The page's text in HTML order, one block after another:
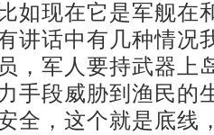
如现在它是军舰在
讲话中有几种情况
，军人要持武器上
手段威胁到渔民的
全，这个就是底线